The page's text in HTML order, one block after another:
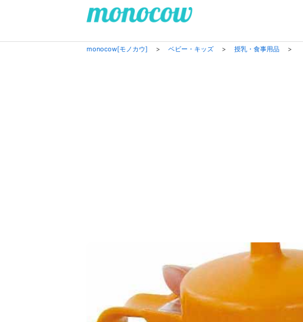
monocow[モノカウ] > ベビー・キッズ > 授乳・食事用品 >